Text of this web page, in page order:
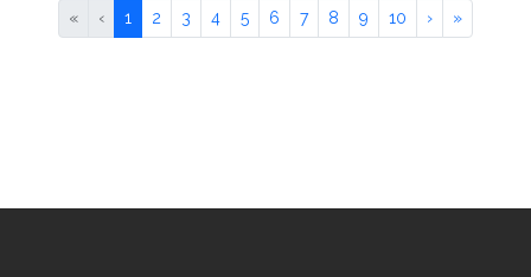
« ‹ 1 2 3 4 5 6 7 8 9 10 › »